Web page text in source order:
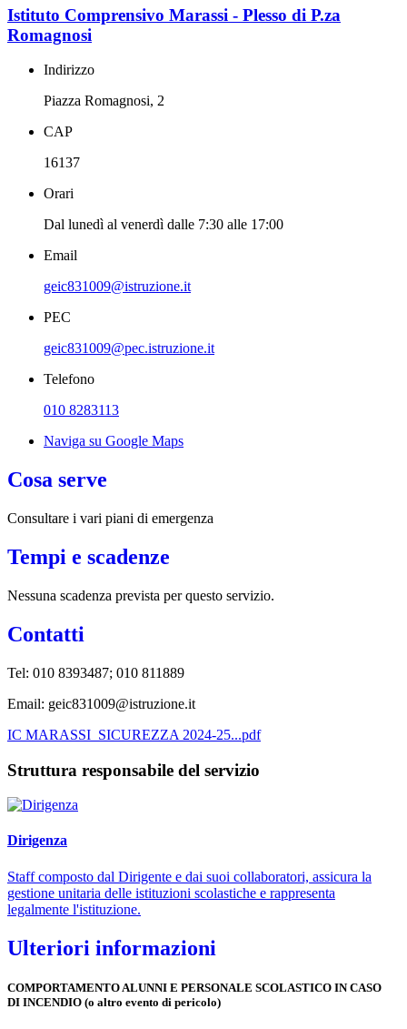
Istituto Comprensivo Marassi - Plesso di P.za
Romagnosi
Indirizzo
Piazza Romagnosi, 2
CAP
16137
Orari
Dal lunedì al venerdì dalle 7:30 alle 17:00
Email
geic831009@istruzione.it
PEC
geic831009@pec.istruzione.it
Telefono
010 8283113
Naviga su Google Maps
Cosa serve
Consultare i vari piani di emergenza
Tempi e scadenze
Nessuna scadenza prevista per questo servizio.
Contatti
Tel: 010 8393487; 010 811889
Email: geic831009@istruzione.it
IC MARASSI_SICUREZZA 2024-25...pdf
Struttura responsabile del servizio
Dirigenza
Staff composto dal Dirigente e dai suoi collaboratori, assicura la
gestione unitaria delle istituzioni scolastiche e rappresenta
legalmente l'istituzione.
Ulteriori informazioni
COMPORTAMENTO ALUNNI E PERSONALE SCOLASTICO IN CASO
DI INCENDIO (o altro evento di pericolo)